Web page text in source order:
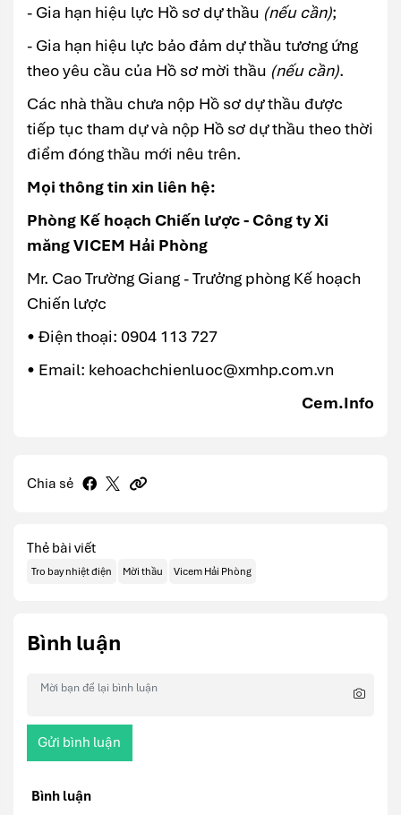
- Gia hạn hiệu lực Hồ sơ dự thầu (nếu cần);
- Gia hạn hiệu lực bảo đảm dự thầu tương ứng
theo yêu cầu của Hồ sơ mời thầu (nếu cần).
Các nhà thầu chưa nộp Hồ sơ dự thầu được
tiếp tục tham dự và nộp Hồ sơ dự thầu theo thời
điểm đóng thầu mới nêu trên.
Mọi thông tin xin liên hệ:
Phòng Kế hoạch Chiến lược - Công ty Xi
măng VICEM Hải Phòng
Mr. Cao Trường Giang - Trưởng phòng Kế hoạch
Chiến lược
• Điện thoại: 0904 113 727
• Email: kehoachchienluoc@xmhp.com.vn
Cem.Info
Chia sẻ
Thẻ bài viết
Tro bay nhiệt điện Mời thầu Vicem Hải Phòng
Bình luận
Gửi bình luận
Bình luận